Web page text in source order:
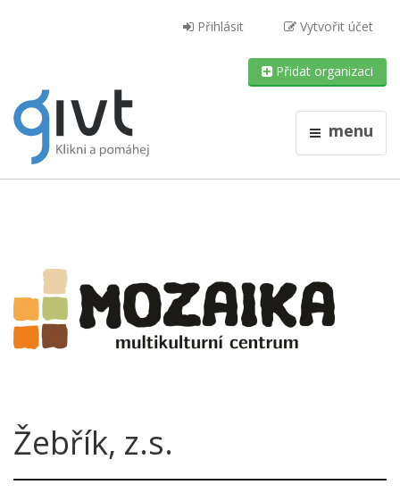
Přihlásit Vytvořit účet
Přidat organizaci
menu
Žebřík, z.s.